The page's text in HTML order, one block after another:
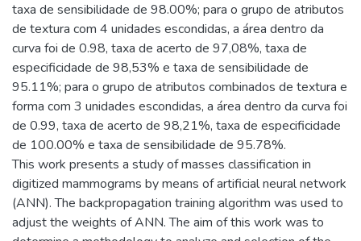
taxa de sensibilidade de 98.00%; para o grupo de atributos
de textura com 4 unidades escondidas, a área dentro da
curva foi de 0.98, taxa de acerto de 97,08%, taxa de
especificidade de 98,53% e taxa de sensibilidade de
95.11%; para o grupo de atributos combinados de textura e
forma com 3 unidades escondidas, a área dentro da curva foi
de 0.99, taxa de acerto de 98,21%, taxa de especificidade
de 100.00% e taxa de sensibilidade de 95.78%.
This work presents a study of masses classification in
digitized mammograms by means of artificial neural network
(ANN). The backpropagation training algorithm was used to
adjust the weights of ANN. The aim of this work was to